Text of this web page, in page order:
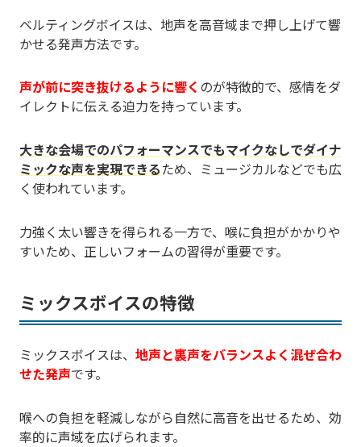
ベルティングボイスは、地声を高音域まで押し上げて響
かせる発声方法です。
声が前に突き抜けるように響く のが特徴的で、感情をダ
イレクトに伝える迫力を持っています。
大きな会場でのパフォーマンスでもマイクなしでダイナ
ミックな声を実現できるため、ミュージカルなどでも広
く使われています。
力強く太い響きを得られる一方で、喉に負担がかかりや
すいため、正しいフォームの習得が重要です。
ミックスボイスの特徴
ミックスボイスは、 地声と裏声をバランスよく混ぜ合わ
せた発声です。
喉への負担を軽減しながら自然に高音を出せるため、効
率的に声域を広げられます。